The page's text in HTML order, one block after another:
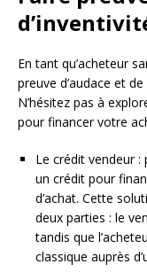
En tant qu’acheteur
preuve d’audace et
N’hésitez pas à
pour financer votre
Le crédit vendeur
un crédit pour
d’achat. Cette
deux parties : le
tandis que
classique auprès